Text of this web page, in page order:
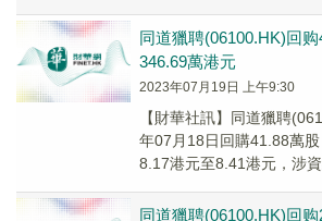
同道獵聘(06100.HK)回
346.69萬港元
2023年07月19日 上午9:30
【財華社訊】同道獵聘
年07月18日回購41.88萬
8.17港元至8.41港元，涉
同道獵聘(06100.HK)回